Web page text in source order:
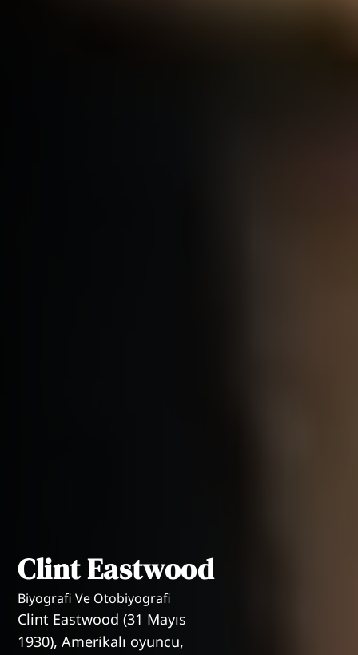
Clint Eastwood
Biyografi Ve Otobiyografi
Clint Eastwood (31 Mayıs
1930), Amerikalı oyuncu,